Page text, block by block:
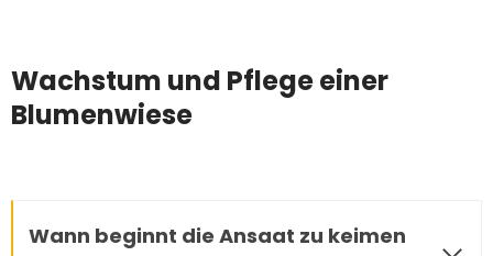
Wachstum und Pflege einer
Blumenwiese
Wann beginnt die Ansaat zu keimen